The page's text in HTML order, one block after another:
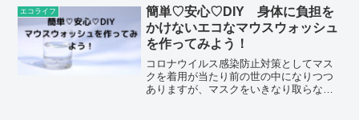
いるのをよく見かけます。日本では「紅
茶キノコ」と呼ばれ、19...
エコライフ
簡単♡安心♡DIY 身体に負担を
かけないエコなマウスウォッシュ
を作ってみよう！
コロナウイルス感染防止対策としてマス
クを着用が当たり前の世の中になりつつ
ありますが、マスクをいきなり取らなき